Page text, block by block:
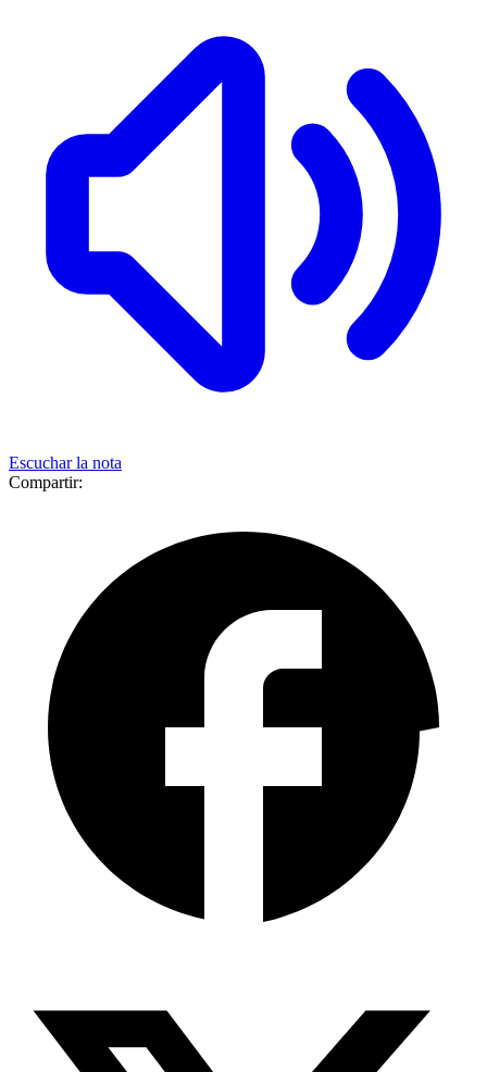
Escuchar la nota
Compartir: